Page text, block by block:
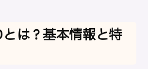
は？基本情報と特